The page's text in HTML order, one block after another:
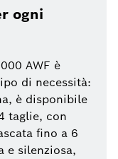
ogni
AWF è
di necessità:
è disponibile
taglie, con
fino a 6
e silenziosa,